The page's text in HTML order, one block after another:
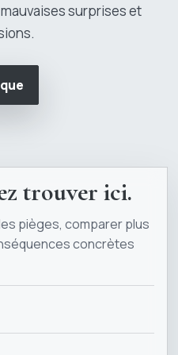
surprises et
trouver ici.
pièges, comparer plus
concrètes